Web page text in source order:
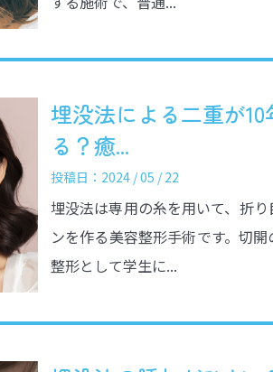
埋没法による二重が
る？癒...
投稿日：2024 / 05 / 22
埋没法は専用の糸を用いて、折
ンを作る美容整形手術です。切
整形として学生に...